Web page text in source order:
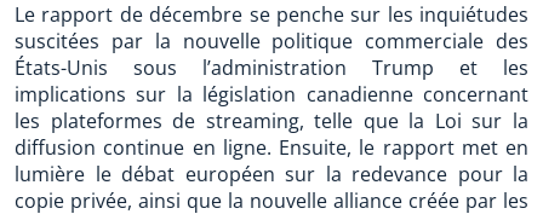
Le rapport de décembre se penche sur les inquiétudes
suscitées par la nouvelle politique commerciale des
États-Unis sous l’administration Trump et les
implications sur la législation canadienne concernant
les plateformes de streaming, telle que la Loi sur la
diffusion continue en ligne. Ensuite, le rapport met en
lumière le débat européen sur la redevance pour la
copie privée, ainsi que la nouvelle alliance créée par les